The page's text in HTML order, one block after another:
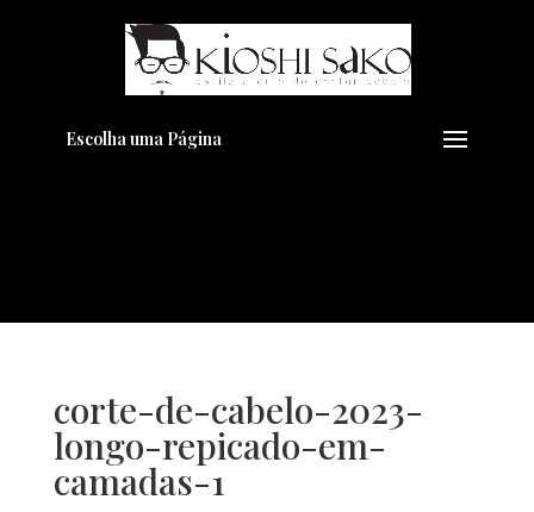
Escolha uma Página
corte-de-cabelo-2023-
longo-repicado-em-
camadas-1
Pensando em transformar seu
Visual??